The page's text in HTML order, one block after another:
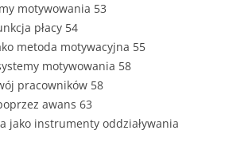
motywowania 53
płacy 54
metoda motywacyjna 55
motywowania 58
pracowników 58
awans 63
jako instrumenty oddziaływania